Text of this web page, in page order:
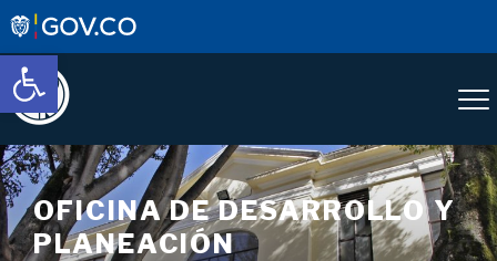
Abrir barra de herramientas
OFICINA DE DESARROLLO Y
PLANEACIÓN